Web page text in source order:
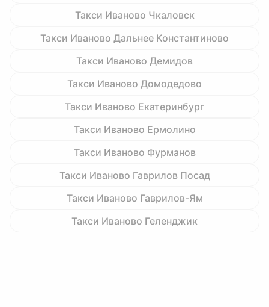
Такси Иваново Чкаловск
Такси Иваново Дальнее Константиново
Такси Иваново Демидов
Такси Иваново Домодедово
Такси Иваново Екатеринбург
Такси Иваново Ермолино
Такси Иваново Фурманов
Такси Иваново Гаврилов Посад
Такси Иваново Гаврилов-Ям
Такси Иваново Геленджик